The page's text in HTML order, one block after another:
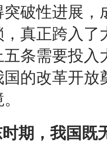
破性进展
真正跨入
条需要投
的改革开
期，我国既